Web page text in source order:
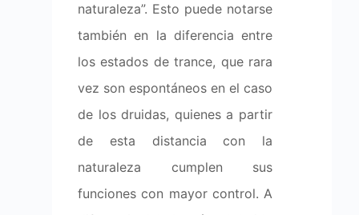
naturaleza”. Esto puede notarse
también en la diferencia entre
los estados de trance, que rara
vez son espontáneos en el caso
de los druidas, quienes a partir
de esta distancia con la
naturaleza cumplen sus
funciones con mayor control. A